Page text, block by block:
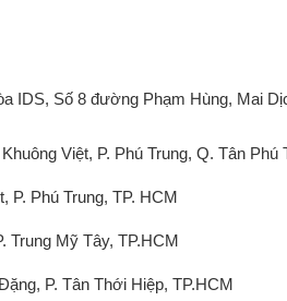
IDS, Số 8 đường Phạm Hùng, Mai
Việt, P. Phú Trung, Q. Tân Phú
P. Phú Trung, TP. HCM
Trung Mỹ Tây, TP.HCM
P. Tân Thới Hiệp, TP.HCM